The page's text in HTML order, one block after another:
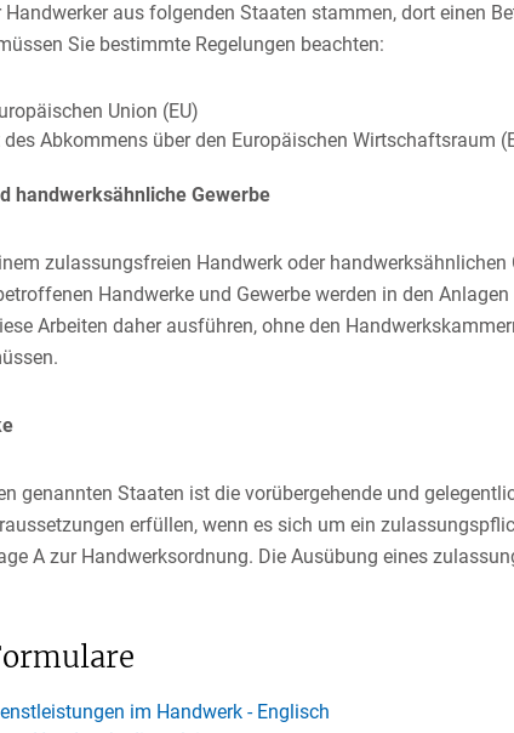
aus folgenden Staaten stammen, dort einen
Sie bestimmte Regelungen beachten:
Union (EU)
Abkommens über den Europäischen Wirtschaftsraum
handwerksähnliche Gewerbe
zulassungsfreien Handwerk oder
Handwerke und Gewerbe werden in den
Arbeiten daher ausführen, ohne den
genannten Staaten ist die vorübergehende und
erfüllen, wenn es sich um ein
A zur Handwerksordnung. Die Ausübung eines
im Handwerk - Englisch